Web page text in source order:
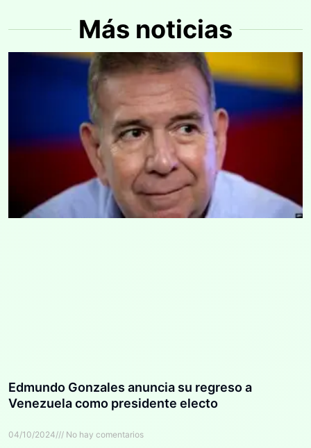
Más noticias
Edmundo Gonzales anuncia su regreso a
Venezuela como presidente electo
04/10/2024 No hay comentarios